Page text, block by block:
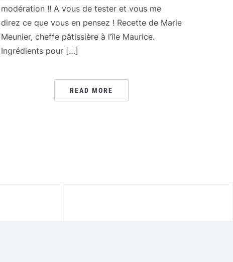
modération !! A vous de tester et vous me
direz ce que vous en pensez ! Recette de Marie
Meunier, cheffe pâtissière à l’île Maurice.
Ingrédients pour […]
READ MORE